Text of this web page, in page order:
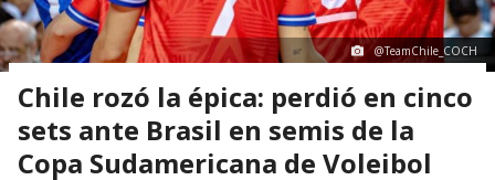
@TeamChile_COCH
Chile rozó la épica: perdió en cinco
sets ante Brasil en semis de la
Copa Sudamericana de Voleibol